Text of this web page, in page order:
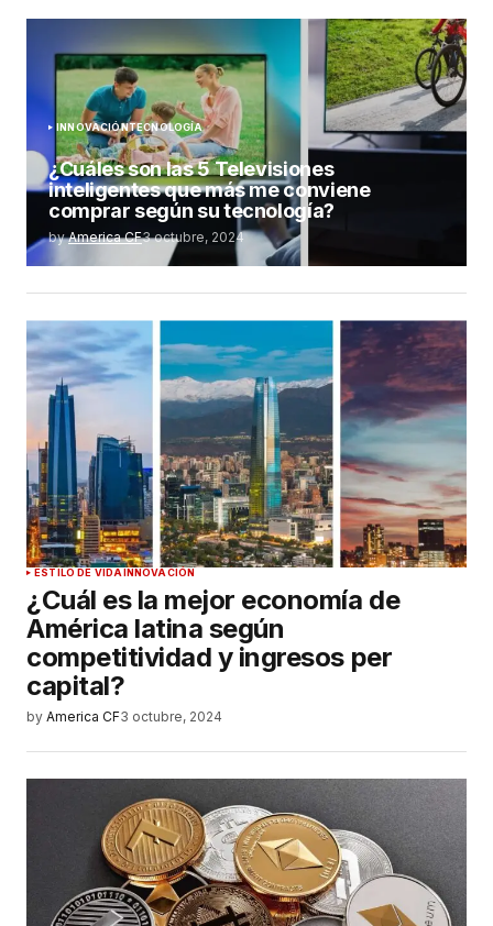
INNOVACIÓNTECNOLOGÍA
¿Cuáles son las 5 Televisiones
inteligentes que más me conviene
comprar según su tecnología?
by America CF3 octubre, 2024
ESTILO DE VIDA INNOVACIÓN
¿Cuál es la mejor economía de
América latina según
competitividad y ingresos per
capital?
by America CF3 octubre, 2024